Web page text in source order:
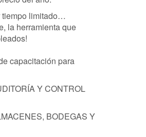
tiempo limitado…
la herramienta que
capacitación para
Y CONTROL
BODEGAS Y